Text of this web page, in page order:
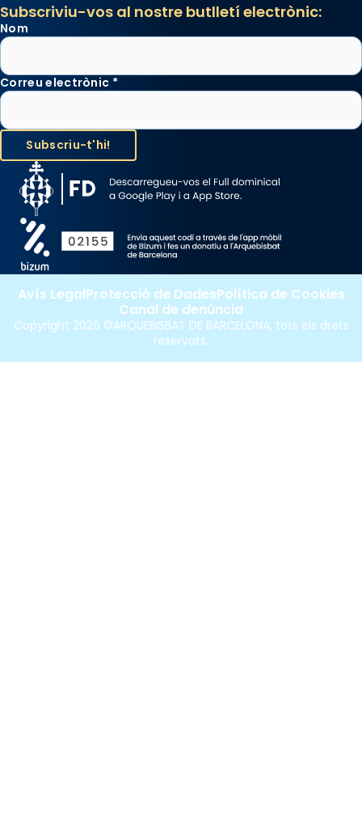
Subscriviu-vos al nostre butlletí electrònic:
Nom
Correu electrònic *
Copyright 2026 ©ARQUEBISBAT DE BARCELONA, tots els drets
reservats.
Avís LegalProtecció de DadesPolítica de Cookies
Canal de denúncia